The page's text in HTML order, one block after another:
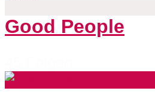
Good People